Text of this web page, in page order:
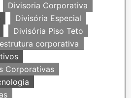
Divisoria Corporativa
Divisória Especial
Divisória Piso Teto
corporativa
Corporativas